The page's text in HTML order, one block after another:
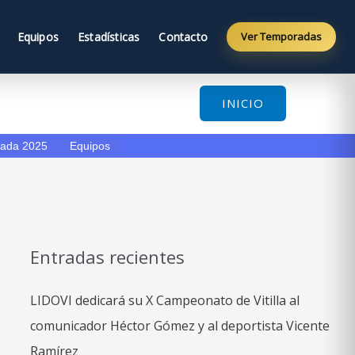
Equipos Estadísticas Contacto Ver Temporadas
INICIO
2025 Equipos
Entradas recientes
LIDOVI dedicará su X Campeonato de Vitilla al
comunicador Héctor Gómez y al deportista Vicente
Ramírez